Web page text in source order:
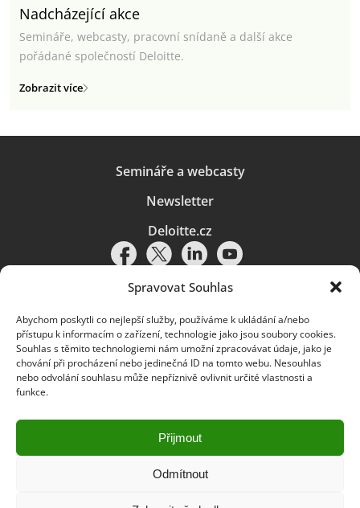
Spravovat Souhlas
Abychom poskytli co nejlepší služby, používáme k ukládání a/nebo
přístupu k informacím o zařízení, technologie jako jsou soubory cookies.
Souhlas s těmito technologiemi nám umožní zpracovávat údaje, jako je
chování při procházení nebo jedinečná ID na tomto webu. Nesouhlas
nebo odvolání souhlasu může nepříznivě ovlivnit určité vlastnosti a
funkce.
Přijmout
Odmítnout
Nadcházející akce
Semináře, webcasty, pracovní snídaně a další akce
pořádané společností Deloitte.
Zobrazit více
Semináře a webcasty
Newsletter
Deloitte.cz
Pravidla používání|Ochrana osobních údajů|Soubory cookies |
Deloitte.cz
© 2026. Více informací najdete vPravidlech používání.
Deloitte označuje jednu či více společností globální sítě členských
a přidružené subjekty (souhrnně „organizace Deloitte“). Společnost DTTL
(rovněž označovaná jako „Deloitte Global“) a každá z jejích členských
společností a jejich přidružených subjektů je samostatným a nezávislým
právním subjektem, který není oprávněn zavazovat nebo přijímat závazky
za jinou z těchto členských společností a jejich přidružených subjektů ve